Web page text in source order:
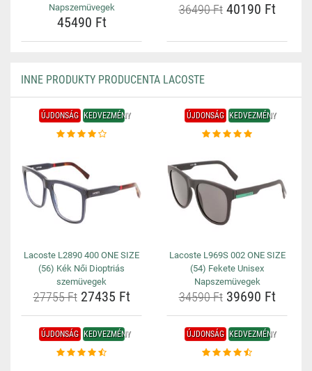
Napszemüvegek
45490 Ft
36490 Ft40190 Ft
INNE PRODUKTY PRODUCENTA LACOSTE
ÚJDONSÁG KEDVEZMÉNY
Lacoste L2890 400 ONE SIZE
(56) Kék Női Dioptriás
szemüvegek
27755 Ft27435 Ft
ÚJDONSÁG KEDVEZMÉNY
Lacoste L969S 002 ONE SIZE
(54) Fekete Unisex
Napszemüvegek
34590 Ft39690 Ft
ÚJDONSÁG KEDVEZMÉNY ÚJDONSÁG KEDVEZMÉNY